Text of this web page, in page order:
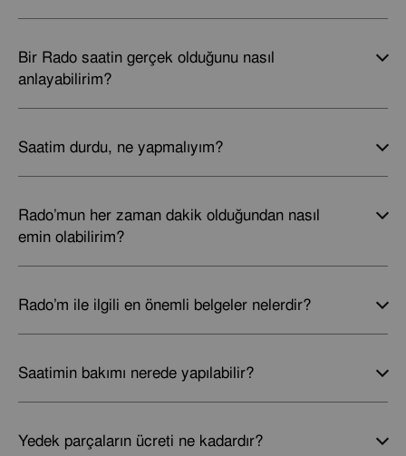
Bir Rado saatin gerçek olduğunu nasıl
anlayabilirim?
Saatim durdu, ne yapmalıyım?
Rado’mun her zaman dakik olduğundan nasıl
emin olabilirim?
Rado’m ile ilgili en önemli belgeler nelerdir?
Saatimin bakımı nerede yapılabilir?
Yedek parçaların ücreti ne kadardır?